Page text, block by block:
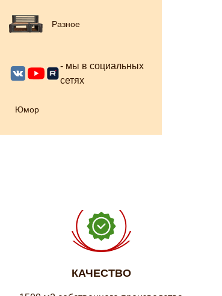
Разное
- мы в социальных
сетях
Юмор
КАЧЕСТВО